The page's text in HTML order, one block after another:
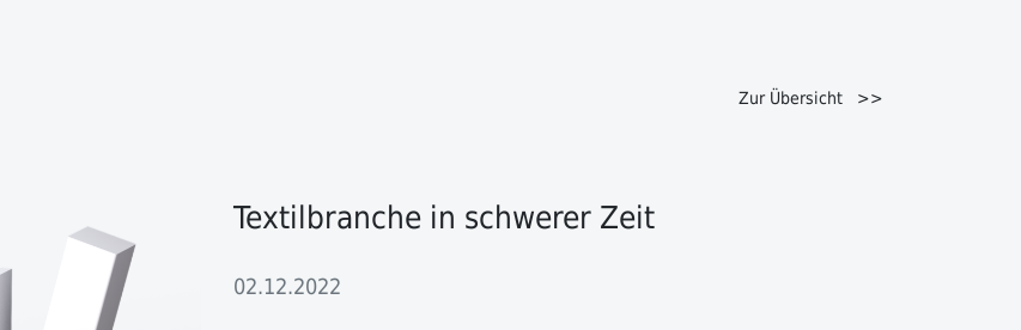
Zur Übersicht >>
Textilbranche in schwerer Zeit
02.12.2022